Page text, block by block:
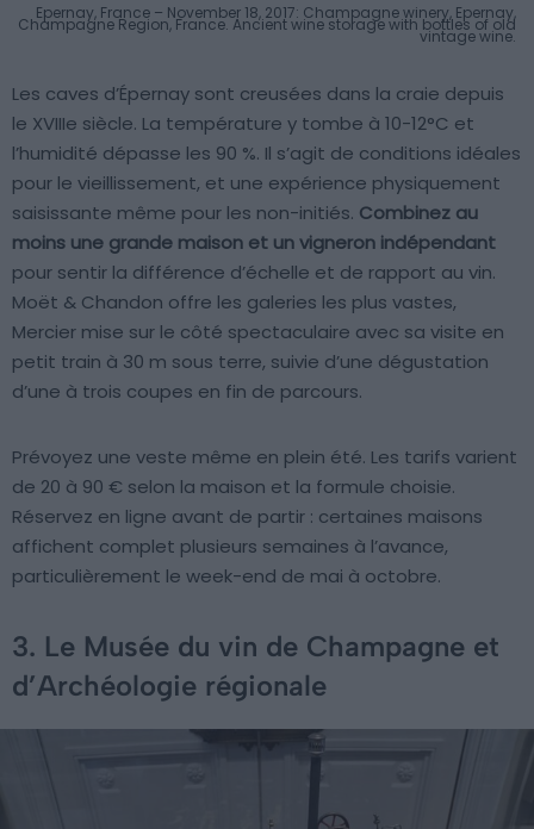
Epernay, France – November 18, 2017: Champagne winery, Epernay,
Champagne Region, France. Ancient wine storage with bottles of old
vintage wine.
Les caves d’Épernay sont creusées dans la craie depuis
le XVIIIe siècle. La température y tombe à 10-12°C et
l’humidité dépasse les 90 %. Il s’agit de conditions idéales
pour le vieillissement, et une expérience physiquement
saisissante même pour les non-initiés. Combinez au
moins une grande maison et un vigneron indépendant
pour sentir la différence d’échelle et de rapport au vin.
Moët & Chandon offre les galeries les plus vastes,
Mercier mise sur le côté spectaculaire avec sa visite en
petit train à 30 m sous terre, suivie d’une dégustation
d’une à trois coupes en fin de parcours.
Prévoyez une veste même en plein été. Les tarifs varient
de 20 à 90 € selon la maison et la formule choisie.
Réservez en ligne avant de partir : certaines maisons
affichent complet plusieurs semaines à l’avance,
particulièrement le week-end de mai à octobre.
3. Le Musée du vin de Champagne et
d’Archéologie régionale